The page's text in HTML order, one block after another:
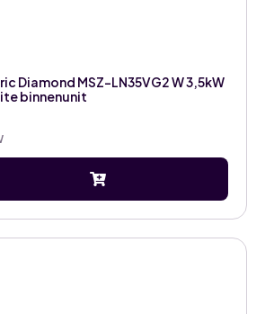
Diamond MSZ-LN35VG2 W 3,5kW
binnenunit